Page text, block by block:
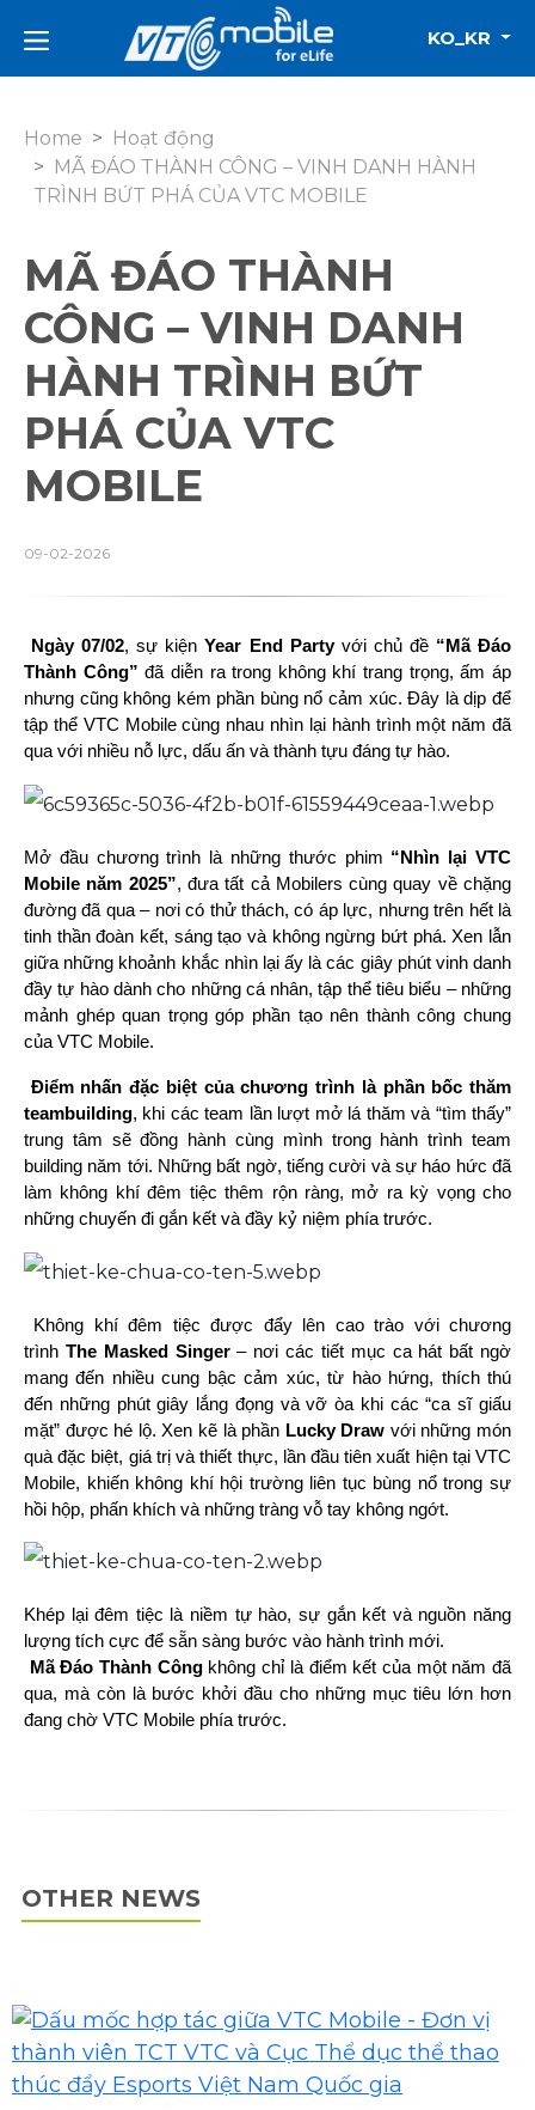
KO_KR
Home
Hoạt động
MÃ ĐÁO THÀNH CÔNG – VINH DANH HÀNH
TRÌNH BỨT PHÁ CỦA VTC MOBILE
MÃ ĐÁO THÀNH
CÔNG – VINH DANH
HÀNH TRÌNH BỨT
PHÁ CỦA VTC
MOBILE
09-02-2026
Ngày 07/02, sự kiệnYear End Partyvới chủ đề “Mã Đáo
Thành Công” đã diễn ra trong không khí trang trọng, ấm áp
nhưng cũng không kém phần bùng nổ cảm xúc. Đây là dịp để
tập thể VTC Mobile cùng nhau nhìn lại hành trình một năm đã
qua với nhiều nỗ lực, dấu ấn và thành tựu đáng tự hào.
Mở đầu chương trình là những thước phim “Nhìn lại VTC
Mobile năm 2025”, đưa tất cả Mobilers cùng quay về chặng
đường đã qua – nơi có thử thách, có áp lực, nhưng trên hết là
tinh thần đoàn kết, sáng tạo và không ngừng bứt phá. Xen lẫn
giữa những khoảnh khắc nhìn lại ấy là các giây phút vinh danh
đầy tự hào dành cho những cá nhân, tập thể tiêu biểu – những
mảnh ghép quan trọng góp phần tạo nên thành công chung
của VTC Mobile.
Điểm nhấn đặc biệt của chương trình là phần bốc thăm
teambuilding, khi các team lần lượt mở lá thăm và “tìm thấy”
trung tâm sẽ đồng hành cùng mình trong hành trình team
building năm tới. Những bất ngờ, tiếng cười và sự háo hức đã
làm không khí đêm tiệc thêm rộn ràng, mở ra kỳ vọng cho
những chuyến đi gắn kết và đầy kỷ niệm phía trước.
Không khí đêm tiệc được đẩy lên cao trào với chương
trình The Masked Singer– nơi các tiết mục ca hát bất ngờ
mang đến nhiều cung bậc cảm xúc, từ hào hứng, thích thú
đến những phút giây lắng đọng và vỡ òa khi các “ca sĩ giấu
mặt” được hé lộ. Xen kẽ là phần Lucky Draw với những món
quà đặc biệt, giá trị và thiết thực, lần đầu tiên xuất hiện tại VTC
Mobile, khiến không khí hội trường liên tục bùng nổ trong sự
hồi hộp, phấn khích và những tràng vỗ tay không ngớt.
Khép lại đêm tiệc là niềm tự hào, sự gắn kết và nguồn năng
lượng tích cực để sẵn sàng bước vào hành trình mới.
Mã Đáo Thành Côngkhông chỉ là điểm kết của một năm đã
qua, mà còn là bước khởi đầu cho những mục tiêu lớn hơn
đang chờ VTC Mobile phía trước.
OTHER NEWS